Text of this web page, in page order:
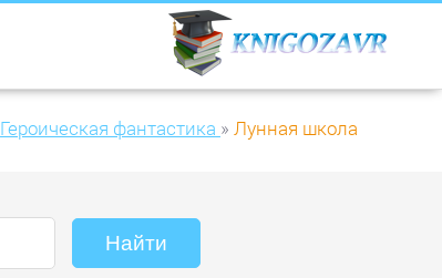
Героическая фантастика » Лунная школа